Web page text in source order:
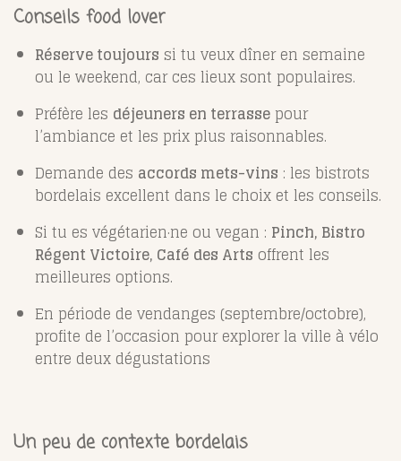
Conseils food lover
Réserve toujours si tu veux dîner en semaine
ou le weekend, car ces lieux sont populaires.
Préfère les déjeuners en terrasse pour
l’ambiance et les prix plus raisonnables.
Demande des accords mets-vins : les bistrots
bordelais excellent dans le choix et les conseils.
Si tu es végétarien·ne ou vegan : Pinch, Bistro
Régent Victoire, Café des Arts offrent les
meilleures options.
En période de vendanges (septembre/octobre),
profite de l’occasion pour explorer la ville à vélo
entre deux dégustations
Un peu de contexte bordelais